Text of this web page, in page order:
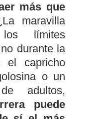
más que
maravilla
límites
durante la
el capricho
o un
adultos,
puede